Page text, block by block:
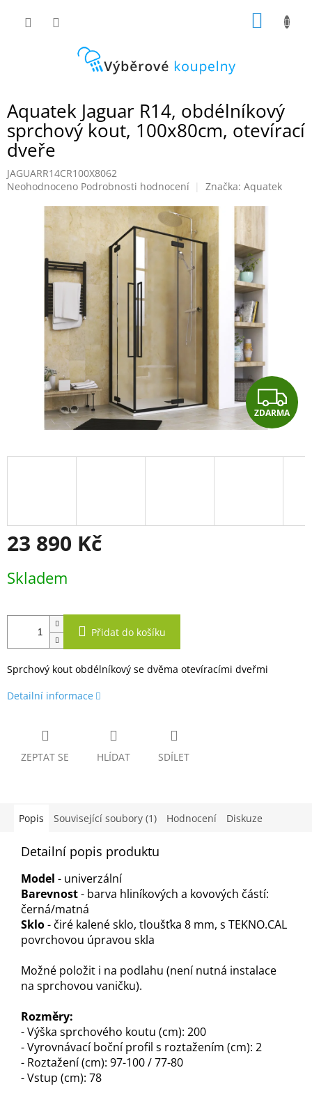
Aquatek Jaguar R14, obdélníkový
sprchový kout, 100x80cm, otevírací
dveře
JAGUARR14CR100X8062
Průměrné
produktu
hvězdiček.
Neohodnoceno Podrobnosti hodnocení Značka: Aquatek
Z
D
A
ZDARMA
23 890 Kč
cena:
Skladem
Přidat do košíku
Sprchový kout obdélníkový se dvěma otevíracími dveřmi
Detailní informace
ZEPTAT SE HLÍDAT SDÍLET
Popis Související soubory (1) Hodnocení Diskuze
Detailní popis produktu
Model - univerzální
Barevnost- barva hliníkových a kovových částí:
černá/matná
Sklo- čiré kalené sklo, tloušťka 8 mm, s TEKNO.CAL
povrchovou úpravou skla
Možné položit i na podlahu (není nutná instalace
na sprchovou vaničku).
Rozměry:
- Výška sprchového koutu (cm): 200
- Vyrovnávací boční profil s roztažením (cm): 2
- Roztažení (cm): 97-100 / 77-80
- Vstup (cm): 78